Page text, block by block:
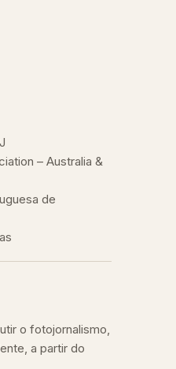
– Australia &
de
o fotojornalismo,
a partir do